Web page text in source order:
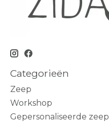
Categorieën
Zeep
Workshop
Gepersonaliseerde zeep